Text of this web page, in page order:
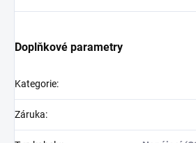
Doplňkové parametry
Kategorie:
Záruka: